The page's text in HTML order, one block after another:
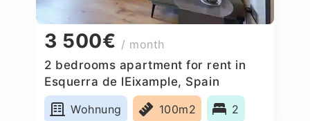
3 500€ / month
2 bedrooms apartment for rent in
Esquerra de lEixample, Spain
Wohnung
100m2 2